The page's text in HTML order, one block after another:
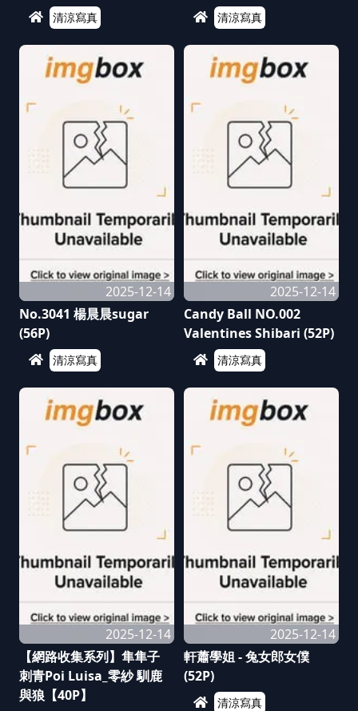
清涼寫真 清涼寫真
2025-12-14
No.3041 楊晨晨sugar
(56P)
清涼寫真
2025-12-14
Candy Ball NO.002
Valentines Shibari (52P)
清涼寫真
2025-12-14
【網路收集系列】隼隼子
刺青Poi Luisa_零紗 馴鹿
與狼【40P】
2025-12-14
軒蕭學姐 - 兔女郎女僕
(52P)
清涼寫真